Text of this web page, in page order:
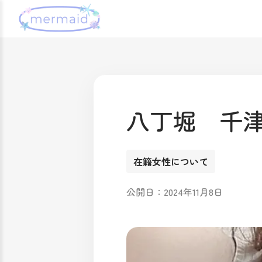
八丁堀 千
在籍女性について
公開日：2024年11月8日